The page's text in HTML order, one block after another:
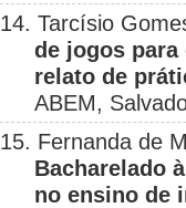
14. Tarcísio
de jogos
relato de
ABEM,
15. Fernanda de
Bacharelado
no ensino de